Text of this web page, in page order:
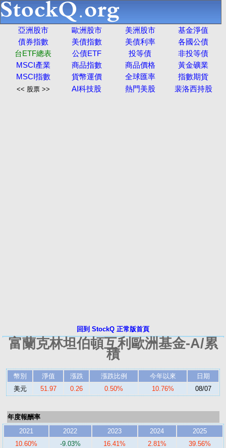
亞洲股市 歐洲股市 美洲股市
基金淨值
債券指數
美債指數 美債利率
各國公債
台ETF總表
公債ETF 投等債
非投等債
MSCI產業
商品指數 商品價格
黃金礦業
MSCI指數
貨幣運價 全球匯率 指數期貨
<< 股票 >> AI科技股 熱門美股 裴洛西持股
回到 StockQ 正常版首頁
富蘭克林坦伯頓互利歐洲基金-A/累
積
幣別 淨值 漲跌 漲跌比例 今年以來
日期
美元
51.97 0.26 0.50% 10.76% 08/07
年度報酬率
2021
2022 2023 2024
2025
10.60%
-9.03% 16.41% 2.81% 39.56%